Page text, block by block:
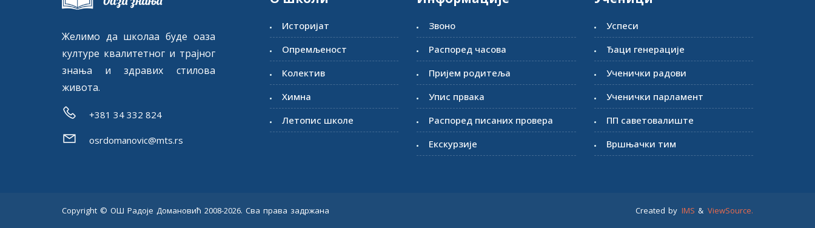
Желимо да школаа буде оаза
културе квалитетног и трајног
знања и здравих стилова
живота.
+381 34 332 824
osrdomanovic@mts.rs
Историјат
Опремљеност
Колектив
Химна
Летопис школе
Звоно
Распоред часова
Пријем родитеља
Упис првака
Распоред писаних провера
Екскурзије
Успеси
Ђаци генерације
Ученички радови
Ученички парламент
ПП саветовалиште
Вршњачки тим
Copyright © ОШ Радоје Домановић 2008-2026. Сва права задржана Created by IMS & ViewSource.